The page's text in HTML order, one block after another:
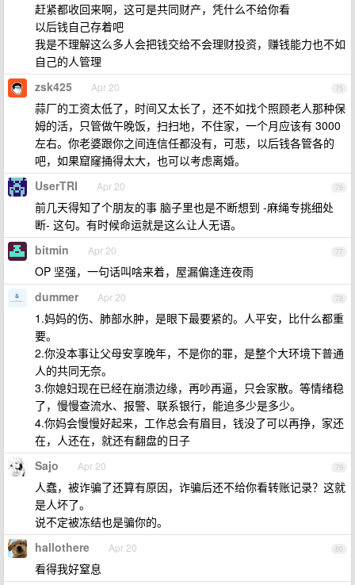
赶紧都收回来啊，这可是共同财产，凭什么不给你看
以后钱自己存着吧
我是不理解这么多人会把钱交给不会理财投资，赚钱能力也不如
自己的人管理
75
zsk425 Apr 20
蒜厂的工资太低了，时间又太长了，还不如找个照顾老人那种保
姆的活，只管做午晚饭，扫扫地，不住家，一个月应该有 3000
左右。你老婆跟你之间连信任都没有，可悲，以后钱各管各的
吧，如果窟窿捅得太大，也可以考虑离婚。
76
UserTRI Apr 20
前几天得知了个朋友的事 脑子里也是不断想到 -麻绳专挑细处
断- 这句。有时候命运就是这么让人无语。
77
bitmin Apr 20
OP 坚强，一句话叫啥来着，屋漏偏逢连夜雨
78
dummer Apr 20
1.妈妈的伤、肺部水肿，是眼下最要紧的。人平安，比什么都重
要。
2.你没本事让父母安享晚年，不是你的罪，是整个大环境下普通
人的共同无奈。
3.你媳妇现在已经在崩溃边缘，再吵再逼，只会家散。等情绪稳
了，慢慢查流水、报警、联系银行，能追多少是多少。
4.你妈会慢慢好起来，工作总会有眉目，钱没了可以再挣，家还
在，人还在，就还有翻盘的日子
79
Sajo Apr 20
人蠢，被诈骗了还算有原因，诈骗后还不给你看转账记录？这就
是人坏了。
说不定被冻结也是骗你的。
80
hallothere Apr 20
看得我好窒息